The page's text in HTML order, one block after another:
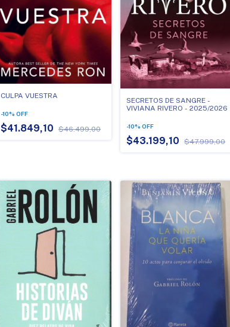
CULPA VUESTRA
-10% OFF
$41.849,10 $46.499,00
SECRETOS DE SANGRE -
VIVIANA RIVERO - 2025/2026
-10%OFF
$43.199,10 $47.999,00